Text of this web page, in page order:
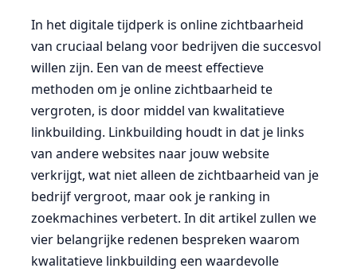
In het digitale tijdperk is online zichtbaarheid
van cruciaal belang voor bedrijven die succesvol
willen zijn. Een van de meest effectieve
methoden om je online zichtbaarheid te
vergroten, is door middel van kwalitatieve
linkbuilding. Linkbuilding houdt in dat je links
van andere websites naar jouw website
verkrijgt, wat niet alleen de zichtbaarheid van je
bedrijf vergroot, maar ook je ranking in
zoekmachines verbetert. In dit artikel zullen we
vier belangrijke redenen bespreken waarom
kwalitatieve linkbuilding een waardevolle